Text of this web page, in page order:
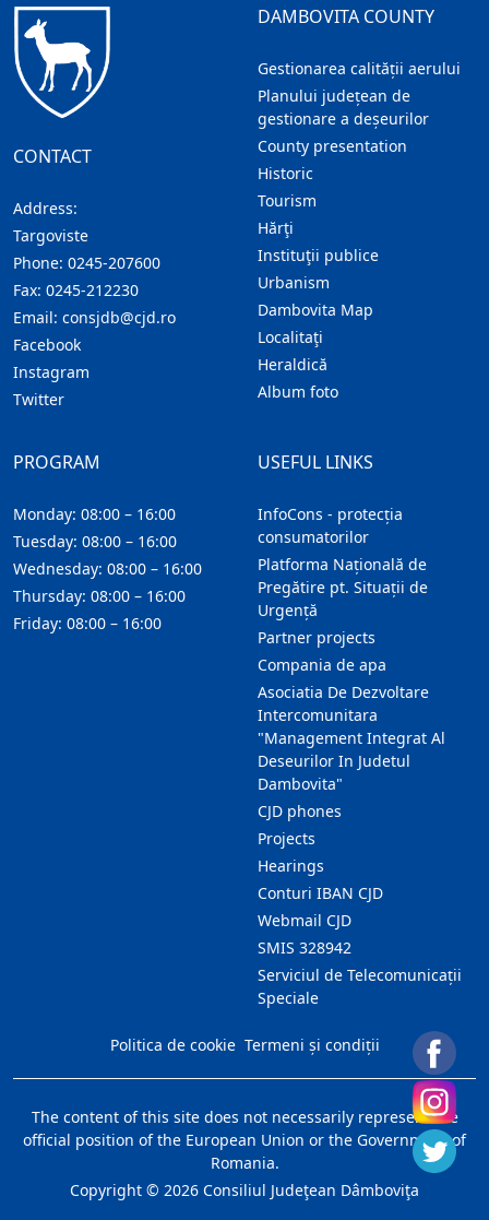
CONTACT
Address:
Targoviste
Phone: 0245-207600
Fax: 0245-212230
Email: consjdb@cjd.ro
Facebook
Instagram
Twitter
DAMBOVITA COUNTY
Gestionarea calității aerului
Planului județean de
gestionare a deșeurilor
County presentation
Historic
Tourism
Hărţi
Instituţii publice
Urbanism
Dambovita Map
Localitaţi
Heraldică
Album foto
USEFUL LINKS
InfoCons - protecția
consumatorilor
Platforma Națională de
Pregătire pt. Situații de
Urgență
Partner projects
Compania de apa
Asociatia De Dezvoltare
Intercomunitara
"Management Integrat Al
Deseurilor In Judetul
Dambovita"
CJD phones
Projects
Hearings
Conturi IBAN CJD
Webmail CJD
SMIS 328942
Serviciul de Telecomunicații
Speciale
PROGRAM
Monday: 08:00 – 16:00
Tuesday: 08:00 – 16:00
Wednesday: 08:00 – 16:00
Thursday: 08:00 – 16:00
Friday: 08:00 – 16:00
Politica de cookie Termeni și condiții
The content of this site does not necessarily represent the
official position of the European Union or the Government of
Romania.
Copyright © 2026 Consiliul Judeţean Dâmboviţa